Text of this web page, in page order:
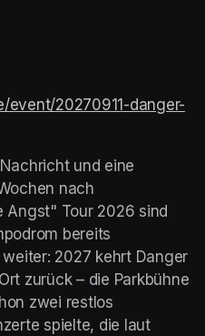
event/20270911-danger-
und eine
nach
Angst" Tour 2026 sind
bereits
2027 kehrt Danger
zurück – die Parkbühne
zwei restlos
spielte, die laut